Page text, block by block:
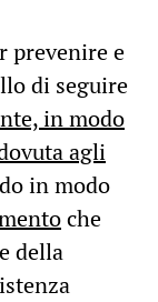
prevenire e
di seguire
in modo
agli
in modo
che
della